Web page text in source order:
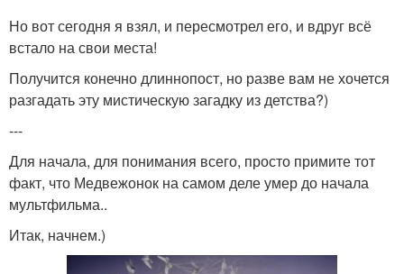
Но вот сегодня я взял, и пересмотрел его, и вдруг всё
встало на свои места!
Получится конечно длиннопост, но разве вам не хочется
разгадать эту мистическую загадку из детства?)
---
Для начала, для понимания всего, просто примите тот
факт, что Медвежонок на самом деле умер до начала
мультфильма..
Итак, начнем.)